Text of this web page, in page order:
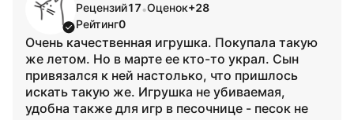
Рецензий17•Оценок+28
Рейтинг0
Очень качественная игрушка. Покупала такую
же летом. Но в марте ее кто-то украл. Сын
привязался к ней настолько, что пришлось
искать такую же. Игрушка не убиваемая,
удобна также для игр в песочнице - песок не